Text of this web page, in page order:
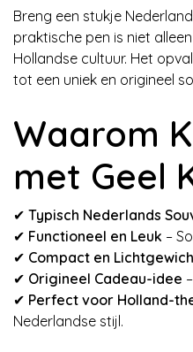
Breng een stukje
praktische pen is niet
Hollandse cultuur. Het
tot een uniek en origineel
Waarom
met Geel
✔ Typisch Nederlands
✔ Functioneel en Leuk –
✔ Compact en
✔ Origineel Cadeau-idee
✔ Perfect voor Holland-
Nederlandse stijl.